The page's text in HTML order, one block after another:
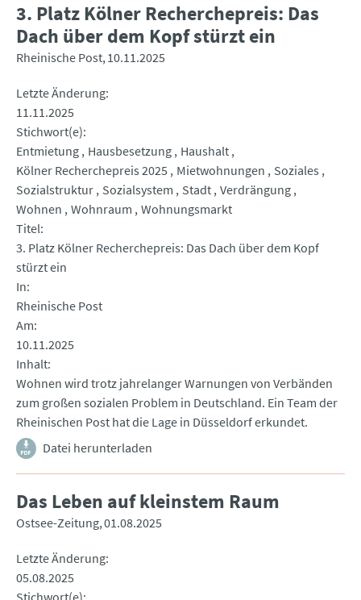
3. Platz Kölner Recherchepreis: Das
Dach über dem Kopf stürzt ein
Rheinische Post 10.11.2025
Letzte Änderung
11.11.2025
Stichwort(e)
Entmietung Hausbesetzung Haushalt
Kölner Recherchepreis 2025
Mietwohnungen
Soziales
Sozialstruktur Sozialsystem Stadt Verdrängung
Wohnen Wohnraum Wohnungsmarkt
Titel
3. Platz Kölner Recherchepreis: Das Dach über dem Kopf
stürzt ein
In
Rheinische Post
Am
10.11.2025
Inhalt
Wohnen wird trotz jahrelanger Warnungen von Verbänden
zum großen sozialen Problem in Deutschland. Ein Team der
Rheinischen Post hat die Lage in Düsseldorf erkundet.
Datei herunterladen
Das Leben auf kleinstem Raum
Ostsee-Zeitung 01.08.2025
Letzte Änderung
05.08.2025